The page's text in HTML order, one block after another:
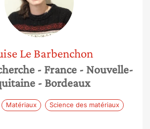
Le Barbenchon
- France - Nouvelle-
- Bordeaux
Matériaux Science des matériaux